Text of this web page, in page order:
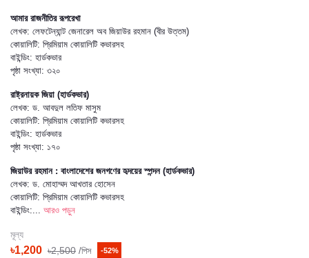
আমার রাজনীতির রূপরেখা
লেখক: লেফটেন্যান্ট জেনারেল অব জিয়াউর রহমান (বীর উত্তম)
কোয়ালিটি: প্রিমিয়াম কোয়ালিটি কভারসহ
বাইন্ডিং: হার্ডকভার
পৃষ্ঠা সংখ্যা: ৩২০
রাষ্ট্রনায়ক জিয়া (হার্ডকভার)
লেখক: ড. আবদুল লতিফ মাসুম
কোয়ালিটি: প্রিমিয়াম কোয়ালিটি কভারসহ
বাইন্ডিং: হার্ডকভার
পৃষ্ঠা সংখ্যা: ১৭০
জিয়াউর রহমান : বাংলাদেশের জনগণের হৃদয়ের স্পন্দন (হার্ডকভার)
লেখক: ড. মোহাম্মদ আখতার হোসেন
কোয়ালিটি: প্রিমিয়াম কোয়ালিটি কভারসহ
বাইন্ডিং:... আরও পড়ুন
মূল্য
৳1,200 ৳2,500 /পিস -52%